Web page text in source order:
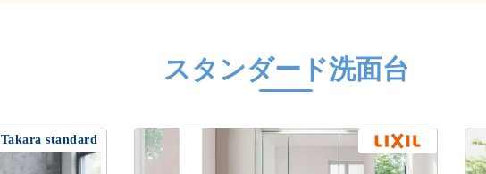
スタンダード洗面台
Takara standard